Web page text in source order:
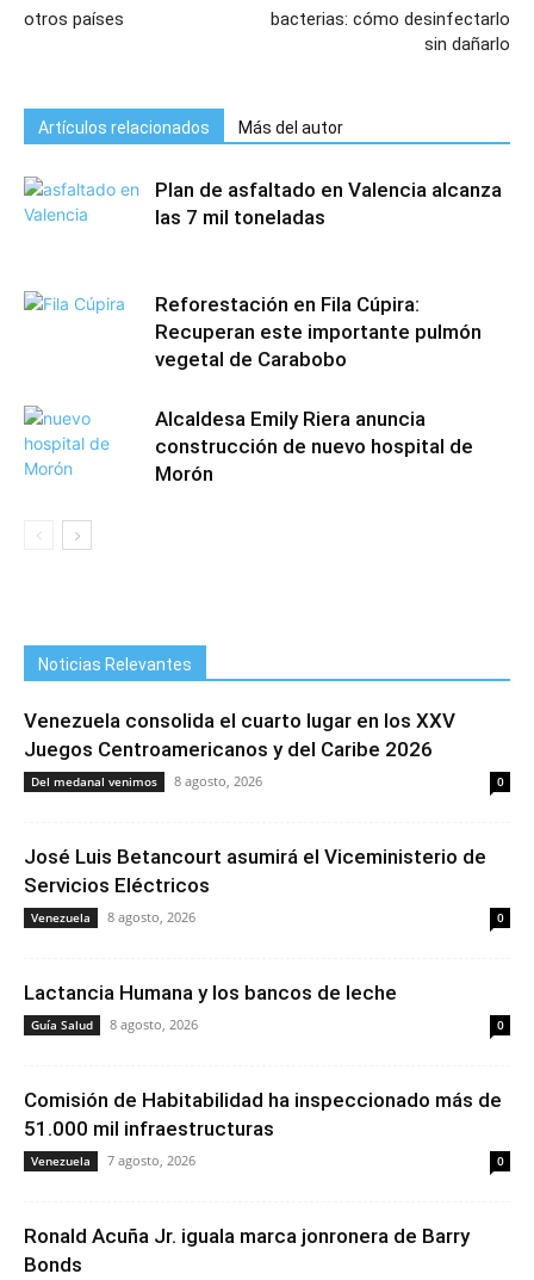
otros países
bacterias: cómo desinfectarlo
sin dañarlo
Artículos relacionados Más del autor
Plan de asfaltado en Valencia alcanza
las 7 mil toneladas
Reforestación en Fila Cúpira:
Recuperan este importante pulmón
vegetal de Carabobo
Alcaldesa Emily Riera anuncia
construcción de nuevo hospital de
Morón
Noticias Relevantes
Venezuela consolida el cuarto lugar en los XXV
Juegos Centroamericanos y del Caribe 2026
Del medanal venimos 8 agosto, 2026 0
José Luis Betancourt asumirá el Viceministerio de
Servicios Eléctricos
Venezuela 8 agosto, 2026 0
Lactancia Humana y los bancos de leche
Guía Salud 8 agosto, 2026 0
Comisión de Habitabilidad ha inspeccionado más de
51.000 mil infraestructuras
Venezuela 7 agosto, 2026 0
Ronald Acuña Jr. iguala marca jonronera de Barry
Bonds